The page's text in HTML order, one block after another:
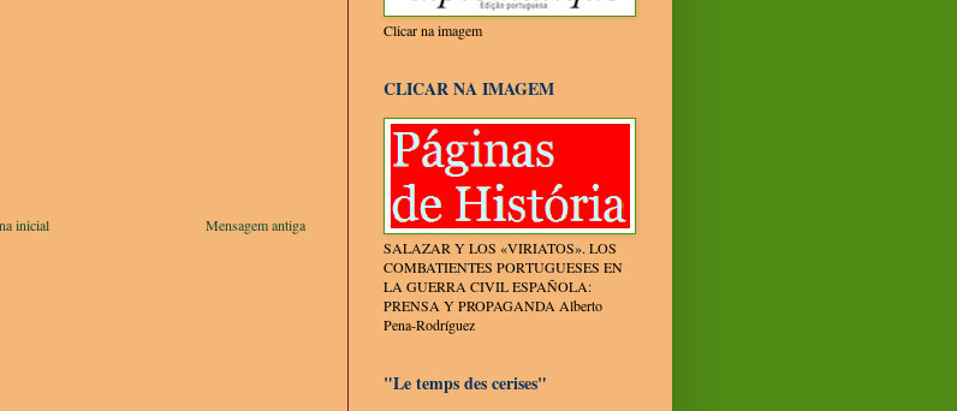
Mensagem antiga
inicial
Clicar na imagem
CLICAR NA IMAGEM
SALAZAR Y LOS «VIRIATOS». LOS
COMBATIENTES PORTUGUESES EN
LA GUERRA CIVIL ESPAÑOLA:
PRENSA Y PROPAGANDA Alberto
Pena-Rodríguez
"Le temps des cerises"